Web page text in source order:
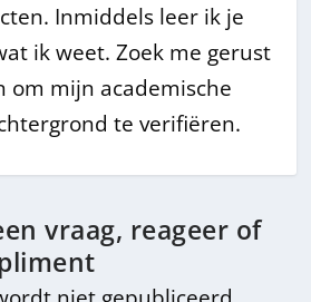
Inmiddels leer ik je
ik weet. Zoek me gerust
om mijn academische
te verifiëren.
vraag, reageer of